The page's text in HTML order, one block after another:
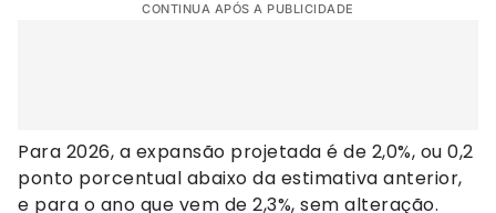
CONTINUA APÓS A PUBLICIDADE
Para 2026, a expansão projetada é de 2,0%, ou 0,2
ponto porcentual abaixo da estimativa anterior,
e para o ano que vem de 2,3%, sem alteração.